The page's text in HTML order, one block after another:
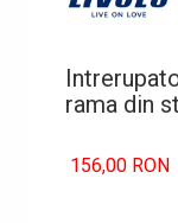
rama din
156,00 RON